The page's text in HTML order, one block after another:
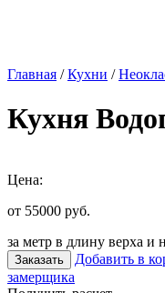
Главная /Кухни /
Кухня
Цена:
от 55000 руб.
за метр в длину верха и
Заказать Добавить в
замерщика